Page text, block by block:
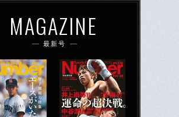
MAGAZINE
最新号